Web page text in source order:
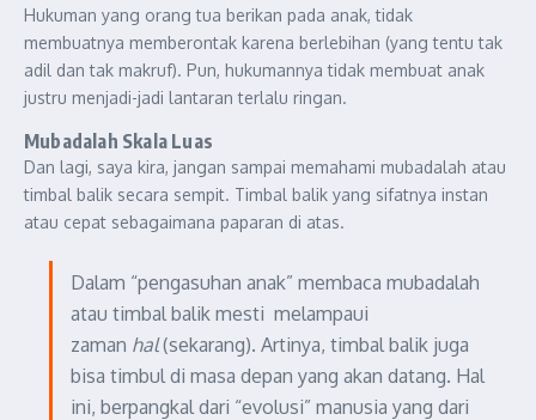
Hukuman yang orang tua berikan pada anak, tidak
membuatnya memberontak karena berlebihan (yang tentu tak
adil dan tak makruf). Pun, hukumannya tidak membuat anak
justru menjadi-jadi lantaran terlalu ringan.
Mubadalah Skala Luas
Dan lagi, saya kira, jangan sampai memahami mubadalah atau
timbal balik secara sempit. Timbal balik yang sifatnya instan
atau cepat sebagaimana paparan di atas.
Dalam “pengasuhan anak” membaca mubadalah
atau timbal balik mesti melampaui
zaman hal(sekarang). Artinya, timbal balik juga
bisa timbul di masa depan yang akan datang. Hal
ini, berpangkal dari “evolusi” manusia yang dari